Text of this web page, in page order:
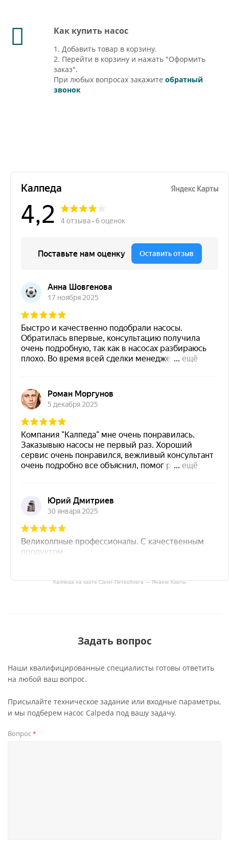
Как купить насос
1. Добавить товар в корзину.
2. Перейти в корзину и нажать "Оформить
заказ".
При любых вопросах закажите обратный
звонок
Калпеда на карте Санкт‑Петербурга — Яндекс Карты
Задать вопрос
Наши квалифицированные специалисты готовы ответить
на любой ваш вопрос.
Присылайте техническое задание или входные параметры,
и мы подберем насос Calpeda под вашу задачу.
Вопрос*